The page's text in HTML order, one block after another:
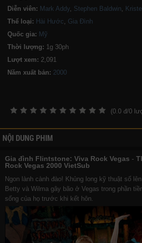
Diễn viên: Mark Addy, Stephen Baldwin,
Thể loại: Hài Hước, Gia Đình
Quốc gia: Mỹ
Thời lượng: 1g 30ph
Lượt xem: 2,091
Năm xuất bản:
(0.0 đ/0
NỘI DUNG PHIM
Gia đình Flintstone: Viva Rock Vegas -
Rock Vegas 2000 VietSub
Ngon lành cành đào! Khủng long kỹ thuật số
Betty và Wilma gây bão ở Vegas trong phần
sống của họ trước khi kết hôn.